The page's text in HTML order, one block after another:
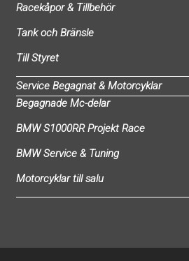
Racekåpor & Tillbehör
Tank och Bränsle
Till Styret
Service Begagnat & Motorcyklar
Begagnade Mc-delar
BMW S1000RR Projekt Race
BMW Service & Tuning
Motorcyklar till salu